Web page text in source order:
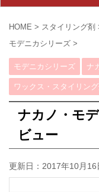
HOME > スタイリング剤
モデニカシリーズ >
モデニカシリーズ ナ
ワックス・スタイリン
ナカノ・モ
ビュー
更新日： 2017年10月16